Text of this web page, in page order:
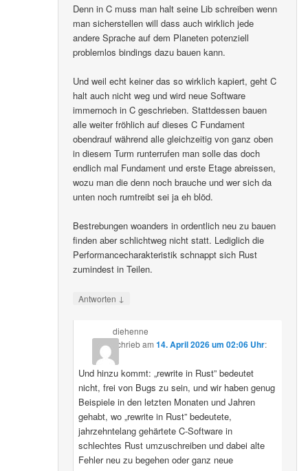
Denn in C muss man halt seine Lib schreiben wenn
man sicherstellen will dass auch wirklich jede
andere Sprache auf dem Planeten potenziell
problemlos bindings dazu bauen kann.
Und weil echt keiner das so wirklich kapiert, geht C
halt auch nicht weg und wird neue Software
immernoch in C geschrieben. Stattdessen bauen
alle weiter fröhlich auf dieses C Fundament
obendrauf während alle gleichzeitig von ganz oben
in diesem Turm runterrufen man solle das doch
endlich mal Fundament und erste Etage abreissen,
wozu man die denn noch brauche und wer sich da
unten noch rumtreibt sei ja eh blöd.
Bestrebungen woanders in ordentlich neu zu bauen
finden aber schlichtweg nicht statt. Lediglich die
Performancecharakteristik schnappt sich Rust
zumindest in Teilen.
Antworten ↓
diehenne
schriebam 14. April 2026 um 02:06 Uhr:
Und hinzu kommt: „rewrite in Rust” bedeutet
nicht, frei von Bugs zu sein, und wir haben genug
Beispiele in den letzten Monaten und Jahren
gehabt, wo „rewrite in Rust” bedeutete,
jahrzehntelang gehärtete C-Software in
schlechtes Rust umzuschreiben und dabei alte
Fehler neu zu begehen oder ganz neue